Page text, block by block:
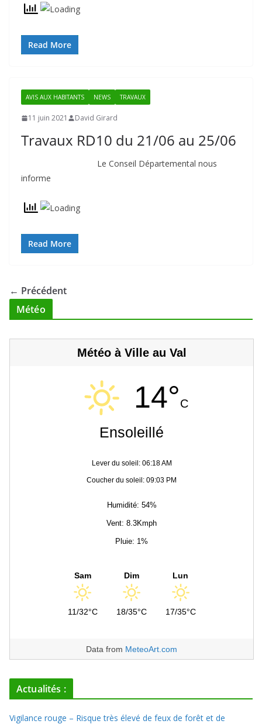
Read More
AVIS AUX HABITANTS NEWS TRAVAUX
11 juin 2021 David Girard
Travaux RD10 du 21/06 au 25/06
Le Conseil Départemental nous
informe
Read More
← Précédent
Météo
Météo à Ville au Val
14°C
Ensoleillé
Lever du soleil: 06:18 AM
Coucher du soleil: 09:03 PM
Humidité: 54%
Vent: 8.3Kmph
Pluie: 1%
Sam
11/32°C
Dim
18/35°C
Lun
17/35°C
Data from MeteoArt.com
Actualités :
Vigilance rouge – Risque très élevé de feux de forêt et de